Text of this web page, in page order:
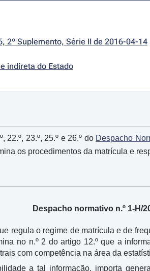
2º Suplemento, Série II de 2016-04-14
indireta do Estado
22.º, 23.º, 25.º e 26.º do Despacho
os procedimentos da matrícula e
Despacho normativo n.º 1-H/
regula o regime de matrícula e de
no n.º 2 do artigo 12.º que a
com competência na área da
a tal informação, importa